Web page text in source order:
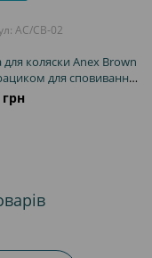
AC/CB-02
коляски Anex Brown
для сповивання,
мами
грн